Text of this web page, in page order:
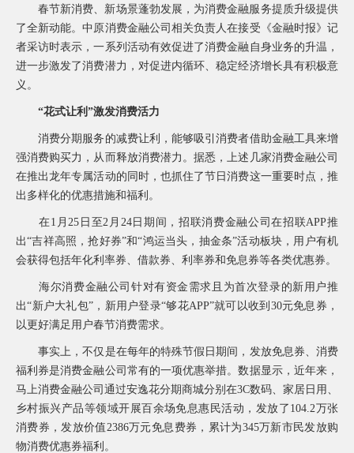
春节新消费、新场景蓬勃发展，为消费金融服务提质升级提供
了全新动能。中原消费金融公司相关负责人在接受《金融时报》记
者采访时表示，一系列活动有效促进了消费金融自身业务的升温，
进一步激发了消费潜力，对促进内循环、稳定经济增长具有积极意
义。
“花式让利”激发消费活力
消费分期服务的减费让利，能够吸引消费者借助金融工具来增
强消费购买力，从而释放消费潜力。据悉，上述几家消费金融公司
在推出龙年专属活动的同时，也抓住了节日消费这一重要时点，推
出多样化的优惠措施和福利。
在1月25日至2月24日期间，招联消费金融公司在招联APP推
出“吉祥高照，抢好券”和“鸿运当头，抽金条”活动板块，用户有机
会获得包括年化利率券、借款券、利率券和免息券等各类优惠券。
海尔消费金融公司针对有资金需求且为首次登录的新用户推
出“新户大礼包”，新用户登录“够花APP”就可以收到30元免息券，
以更好满足用户春节消费需求。
事实上，不仅是在每年的特殊节假日期间，发放免息券、消费
福利券是消费金融公司常有的一项优惠举措。数据显示，近年来，
马上消费金融公司通过安逸花分期商城分别在3C数码、家居日用、
乡村振兴产品等领域开展百余场免息惠民活动，发放了104.2万张
消费券，发放价值2386万元免息费券，累计为345万新市民发放购
物消费优惠券福利。